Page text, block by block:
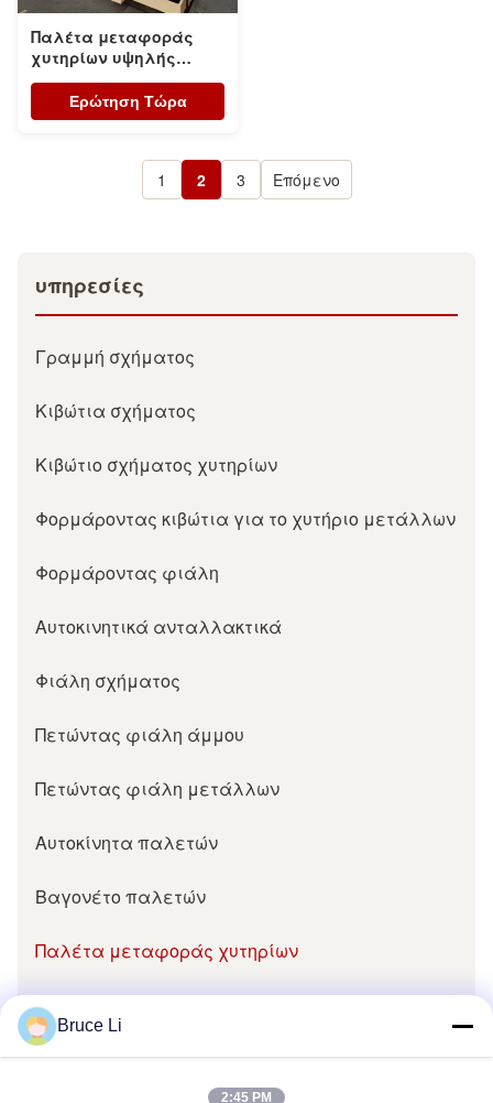
Παλέτα μεταφοράς
χυτηρίων υψηλής
ακρίβειας για την
αυτόματη γραμμή
σχήματος KW
Ερώτηση Τώρα
1 2 3 Επόμενο
υπηρεσίες
Γραμμή σχήματος
Κιβώτια σχήματος
Κιβώτιο σχήματος χυτηρίων
Φορμάροντας κιβώτια για το χυτήριο μετάλλων
Φορμάροντας φιάλη
Αυτοκινητικά ανταλλακτικά
Φιάλη σχήματος
Πετώντας φιάλη άμμου
Πετώντας φιάλη μετάλλων
Αυτοκίνητα παλετών
Βαγονέτο παλετών
Παλέτα μεταφοράς χυτηρίων
Μέρη χυτηρίων
Υποστύλωμα σχεδίων χυτηρίων
Bruce Li
2:45 PM